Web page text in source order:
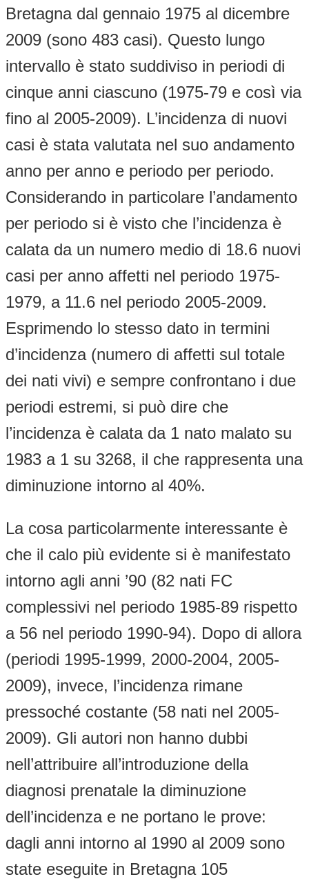
Bretagna dal gennaio 1975 al dicembre
2009 (sono 483 casi). Questo lungo
intervallo è stato suddiviso in periodi di
cinque anni ciascuno (1975-79 e così via
fino al 2005-2009). L’incidenza di nuovi
casi è stata valutata nel suo andamento
anno per anno e periodo per periodo.
Considerando in particolare l’andamento
per periodo si è visto che l’incidenza è
calata da un numero medio di 18.6 nuovi
casi per anno affetti nel periodo 1975-
1979, a 11.6 nel periodo 2005-2009.
Esprimendo lo stesso dato in termini
d’incidenza (numero di affetti sul totale
dei nati vivi) e sempre confrontano i due
periodi estremi, si può dire che
l’incidenza è calata da 1 nato malato su
1983 a 1 su 3268, il che rappresenta una
diminuzione intorno al 40%.
La cosa particolarmente interessante è
che il calo più evidente si è manifestato
intorno agli anni ’90 (82 nati FC
complessivi nel periodo 1985-89 rispetto
a 56 nel periodo 1990-94). Dopo di allora
(periodi 1995-1999, 2000-2004, 2005-
2009), invece, l’incidenza rimane
pressoché costante (58 nati nel 2005-
2009). Gli autori non hanno dubbi
nell’attribuire all’introduzione della
diagnosi prenatale la diminuzione
dell’incidenza e ne portano le prove:
dagli anni intorno al 1990 al 2009 sono
state eseguite in Bretagna 105